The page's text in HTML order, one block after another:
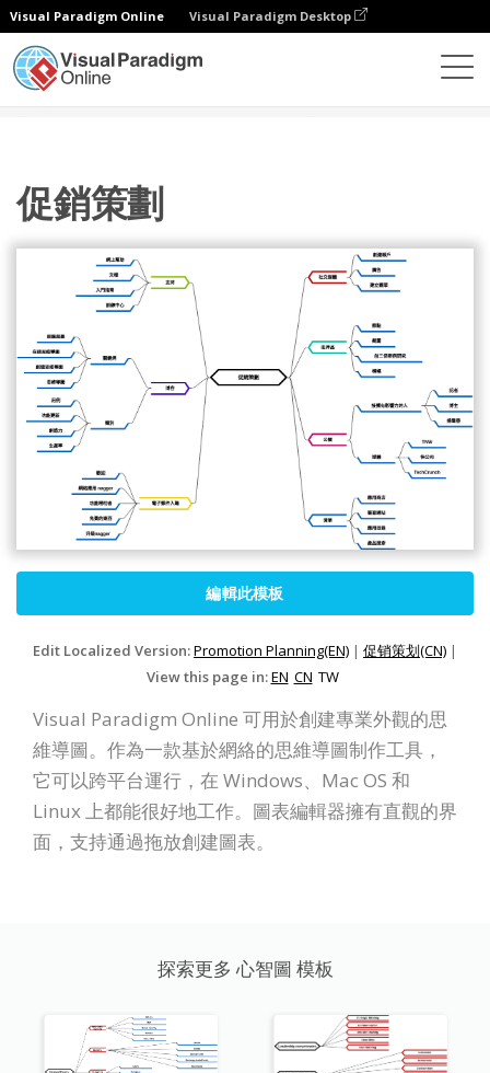
Visual Paradigm Online Visual Paradigm Desktop
促銷策劃
編輯此模板
Edit Localized Version:Promotion Planning(EN) | 促销策划(CN) |
View this page in:EN CN TW
Visual Paradigm Online 可用於創建專業外觀的思
維導圖。作為一款基於網絡的思維導圖制作工具，
它可以跨平台運行，在 Windows、Mac OS 和
Linux 上都能很好地工作。圖表編輯器擁有直觀的界
面，支持通過拖放創建圖表。
探索更多 心智圖 模板